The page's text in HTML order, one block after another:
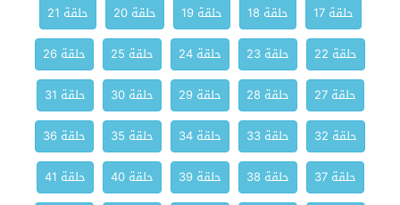
حلقة 17
حلقة 18 حلقة 19 حلقة 20
حلقة 21
حلقة 22
حلقة 23 حلقة 24 حلقة 25
حلقة 26
حلقة 27
حلقة 28 حلقة 29 حلقة 30
حلقة 31
حلقة 32
حلقة 33 حلقة 34 حلقة 35
حلقة 36
حلقة 37
حلقة 38 حلقة 39 حلقة 40
حلقة 41